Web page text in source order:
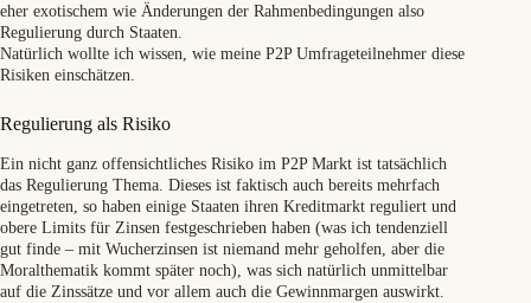
eher exotischem wie Änderungen der Rahmenbedingungen also
Regulierung durch Staaten.
Natürlich wollte ich wissen, wie meine P2P Umfrageteilnehmer diese
Risiken einschätzen.
Regulierung als Risiko
Ein nicht ganz offensichtliches Risiko im P2P Markt ist tatsächlich
das Regulierung Thema. Dieses ist faktisch auch bereits mehrfach
eingetreten, so haben einige Staaten ihren Kreditmarkt reguliert und
obere Limits für Zinsen festgeschrieben haben (was ich tendenziell
gut finde – mit Wucherzinsen ist niemand mehr geholfen, aber die
Moralthematik kommt später noch), was sich natürlich unmittelbar
auf die Zinssätze und vor allem auch die Gewinnmargen auswirkt.